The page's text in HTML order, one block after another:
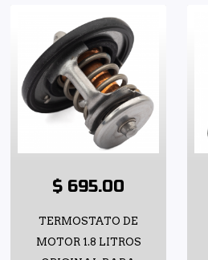
$ 695.00
TERMOSTATO DE
MOTOR 1.8 LITROS